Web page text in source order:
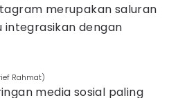
merupakan saluran
integrasikan dengan
Rahmat)
media sosial paling